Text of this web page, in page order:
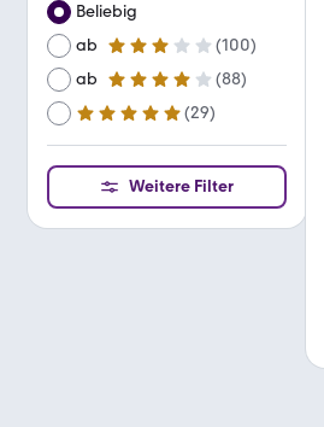
Beliebig
ab
3 Sterne (100)
ab
4 Sterne (88)
ab
5 Sterne (29)
Weitere Filter